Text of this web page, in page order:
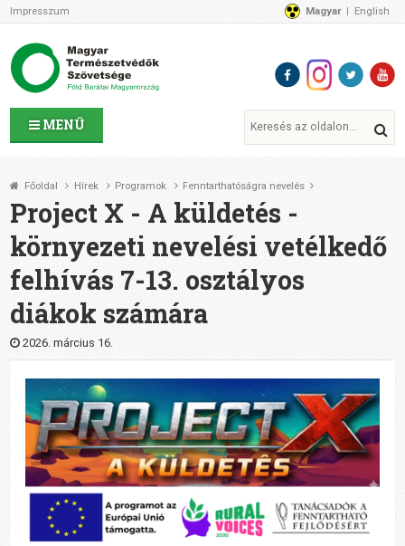
MENÜ
Impresszum Magyar English
Az MTVSZ-ről
Programok
MTVSZ ügyek és események
Tagszervezetek
Támogatóink
CSATLAKOZZ hozzánk!
Elérhetőségeink
1%
Segítsd a munkánkat!
Adományozz!
Támogatás
Főoldal Hírek Programok Fenntarthatóságra nevelés
Project X - A küldetés -
környezeti nevelési vetélkedő
felhívás 7-13. osztályos
diákok számára
2026. március 16.